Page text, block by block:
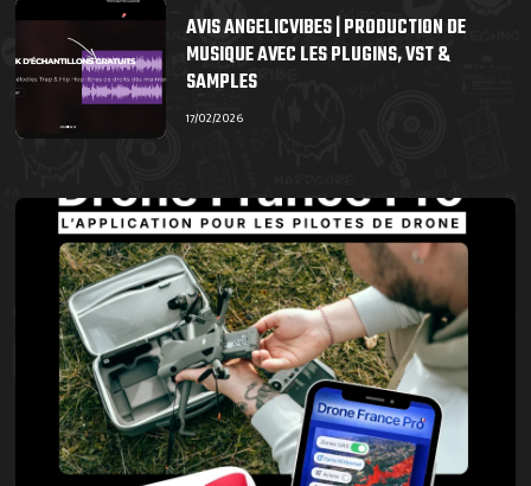
AVIS ANGELICVIBES | PRODUCTION DE
MUSIQUE AVEC LES PLUGINS, VST &
SAMPLES
17/02/2026